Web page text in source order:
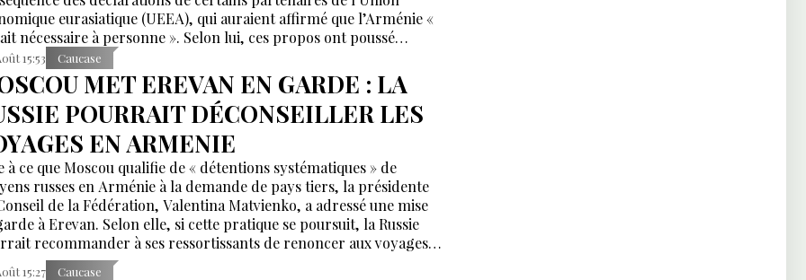
eurasiatique (UEEA), qui auraient affirmé que l’Arménie «
nécessaire à personne ». Selon lui, ces propos ont poussé
à rechercher de nouvelles alternatives économiques et
15:53 Caucase
MET EREVAN EN GARDE : LA
POURRAIT DÉCONSEILLER LES
EN ARMENIE
à ce que Moscou qualifie de « détentions systématiques » de
russes en Arménie à la demande de pays tiers, la présidente
de la Fédération, Valentina Matvienko, a adressé une mise
à Erevan. Selon elle, si cette pratique se poursuit, la Russie
recommander à ses ressortissants de renoncer aux voyages
15:27 Caucase